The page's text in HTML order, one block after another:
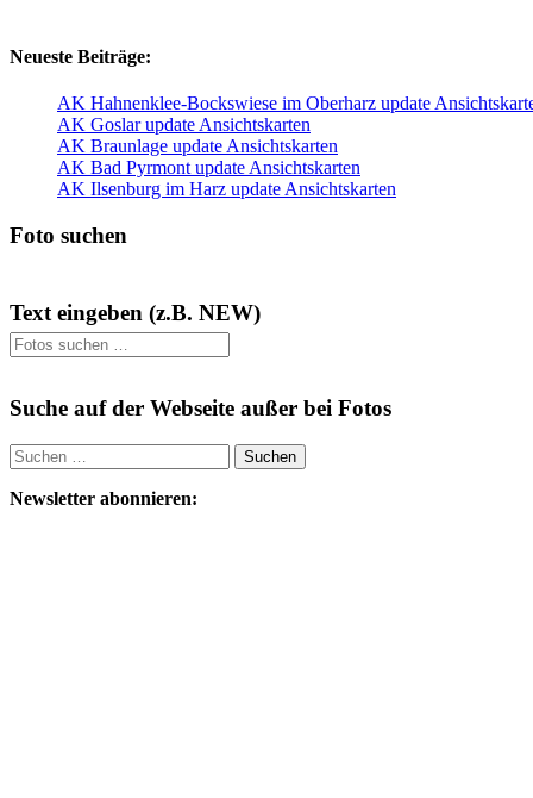
Neueste Beiträge:
AK Hahnenklee-Bockswiese im Oberharz update
AK Goslar update Ansichtskarten
AK Braunlage update Ansichtskarten
AK Bad Pyrmont update Ansichtskarten
AK Ilsenburg im Harz update Ansichtskarten
Foto suchen
Text eingeben (z.B. NEW)
Suche auf der Webseite außer bei Fotos
Suchen
nach:
Newsletter abonnieren: